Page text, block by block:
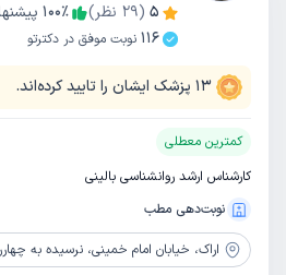
5
(
29 نظر) 100٪
116 نوبت موفق در دکترتو
13 پزشک ایشان را تایید کرده‌اند.
کمترین معطلی
کارشناس ارشد روانشناسی بالینی
نوبت‌دهی مطب
اراک، خیابان امام خمینی، نرسیده به چهارراه دکتر حسابی،